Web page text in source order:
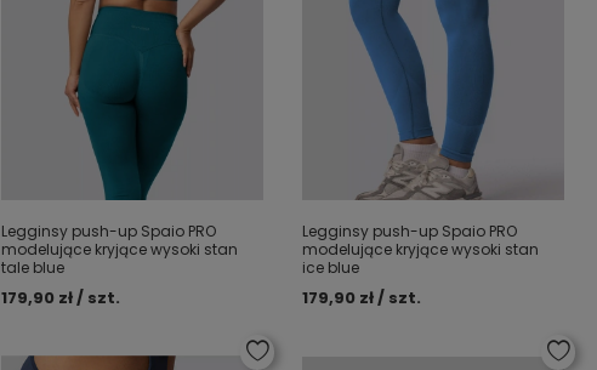
Legginsy push-up Spaio PRO
modelujące kryjące wysoki stan
tale blue
179,90 zł / szt.
Legginsy push-up Spaio PRO
modelujące kryjące wysoki stan
ice blue
179,90 zł / szt.